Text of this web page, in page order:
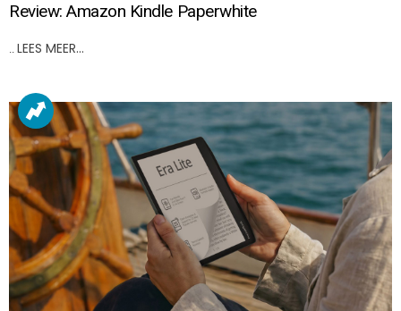
Review: Amazon Kindle Paperwhite
.. LEES MEER…